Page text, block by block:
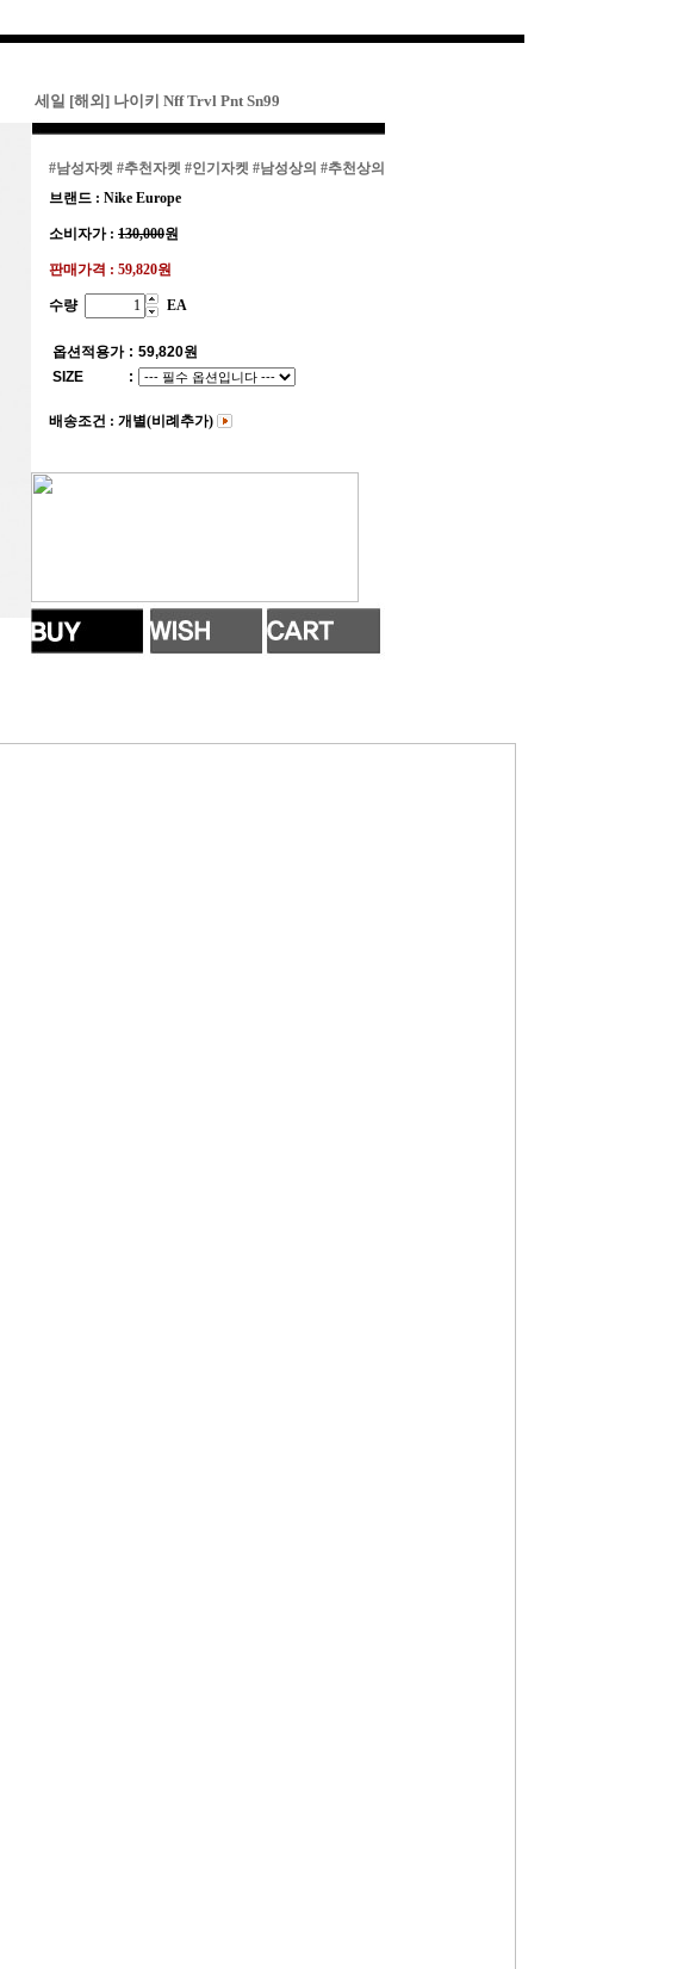
세일 [해외] 나이키 Nff Trvl Pnt Sn99
#남성자켓 #추천자켓 #인기자켓 #남성상의 #추천상의
브랜드 : Nike Europe
소비자가 : 130,000원
판매가격 : 59,820원
수량 EA
옵션적용가 : 59,820원
SIZE
:
배송조건 : 개별(비례추가)